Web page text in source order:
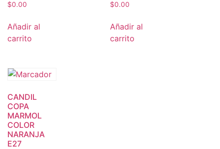
$0.00
Añadir al
carrito
$0.00
Añadir al
carrito
CANDIL
COPA
MARMOL
COLOR
NARANJA
E27